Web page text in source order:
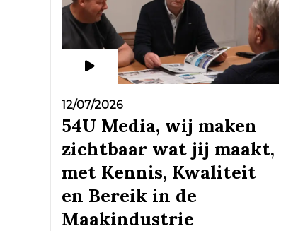
12/07/2026
54U Media, wij maken
zichtbaar wat jij maakt,
met Kennis, Kwaliteit
en Bereik in de
Maakindustrie